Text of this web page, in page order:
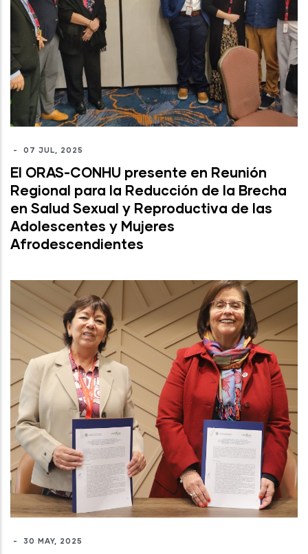
- 07 JUL, 2025
El ORAS-CONHU presente en Reunión
Regional para la Reducción de la Brecha
en Salud Sexual y Reproductiva de las
Adolescentes y Mujeres
Afrodescendientes
- 30 MAY, 2025